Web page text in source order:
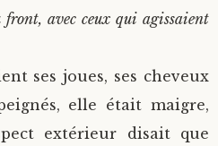
avec ceux qui agissaient
ses joues, ses cheveux
elle était maigre,
extérieur disait que